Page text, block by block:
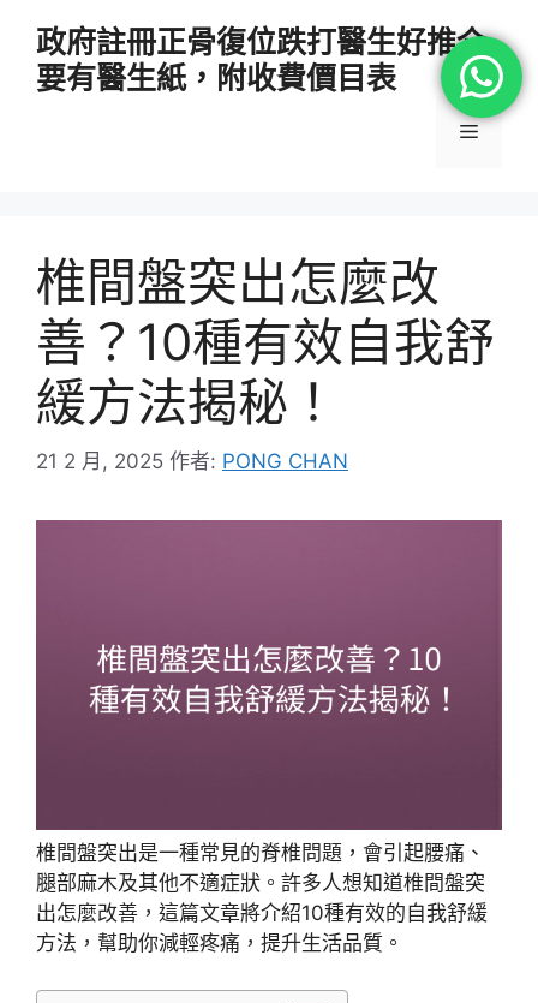
政府註冊正骨復位跌打醫生好推介
要有醫生紙，附收費價目表
選
椎間盤突出怎麼改
善？10種有效自我舒
緩方法揭秘！
21 2 月, 2025 作者: PONG CHAN
椎間盤突出是一種常見的脊椎問題，會引起腰痛、
腿部麻木及其他不適症狀。許多人想知道椎間盤突
出怎麼改善，這篇文章將介紹10種有效的自我舒緩
方法，幫助你減輕疼痛，提升生活品質。